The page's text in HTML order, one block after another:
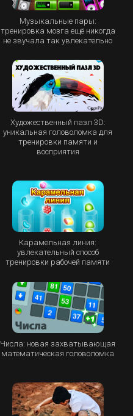
Музыкальные пары:
тренировка мозга ещё никогда
не звучала так увлекательно
Художественный пазл 3D:
уникальная головоломка для
тренировки памяти и
восприятия
Карамельная линия:
увлекательный способ
тренировки рабочей памяти
Числа: новая захватывающая
математическая головоломка